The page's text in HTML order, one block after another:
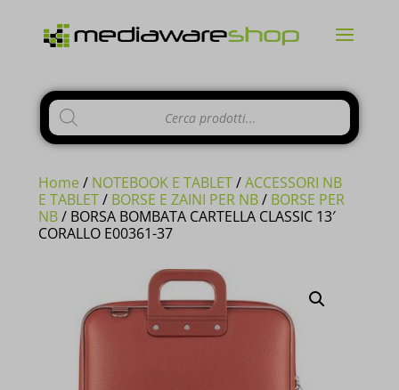
Products
search
Home / NOTEBOOK E TABLET/ACCESSORI NB
E TABLET/ BORSE E ZAINI PER NB/ BORSE PER
NB/ BORSA BOMBATA CARTELLA CLASSIC 13′
CORALLO E00361-37
negozio è chiuso per ferie
23 Agosto e tutti gli ordinipervenuti
in questi giorni verranno
CHIUDI